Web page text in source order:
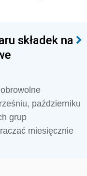
składek na
październiku
grup
miesięcznie